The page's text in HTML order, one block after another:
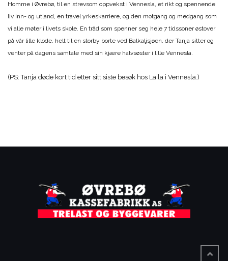
Homme i Øvrebø, til en strevsom oppvekst i Vennesla, et rikt og spennende
liv inn- og utland, en travel yrkeskarriere, og den motgang og medgang som
vi alle møter i livets skole. En tråd som spenner seg hele 7 tidssoner østover
på vår lille klode, helt til en storby borte ved Balkaljsjøen, der Tanja sitter og
venter på dagens samtale med sin kjære halvsøster i lille Vennesla.
(PS: Tanja døde kort tid etter sitt siste besøk hos Laila i Vennesla.)